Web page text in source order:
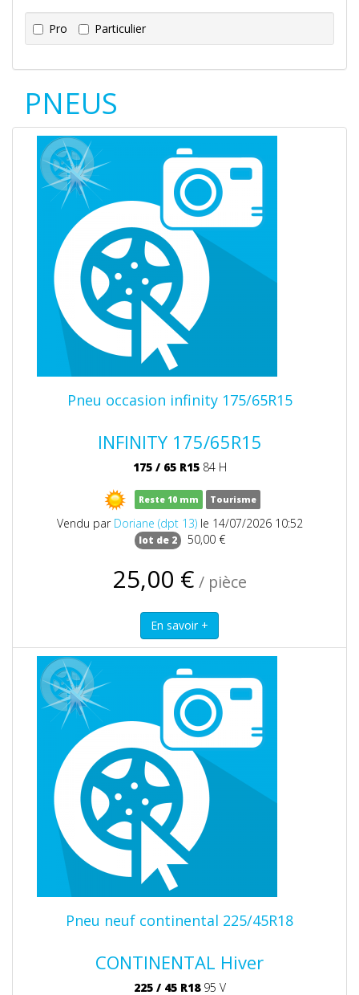
Pro Particulier
PNEUS
Pneu occasion infinity 175/65R15
INFINITY 175/65R15
175 / 65 R1584 H
Reste 10 mm Tourisme
Vendu par Doriane (dpt 13)le 14/07/2026 10:52
lot de 2 50,00 €
25,00 € / pièce
Pneu neuf continental 225/45R18
CONTINENTAL Hiver
225 / 45 R1895 V